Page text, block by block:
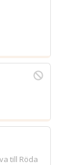
till Röda